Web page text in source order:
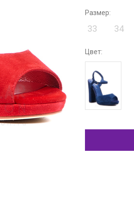
Размер:
33 34
Цвет: